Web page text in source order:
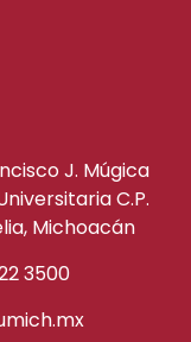
J. Múgica
C.P.
Michoacán
3500